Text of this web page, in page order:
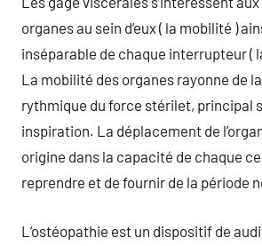
organes au sein d’eux ( la mobilité )
inséparable de chaque interrupteur (
La mobilité des organes rayonne de
rythmique du force stérilet, principal
inspiration. La déplacement de
origine dans la capacité de chaque
reprendre et de fournir de la période
L’ostéopathie est un dispositif de